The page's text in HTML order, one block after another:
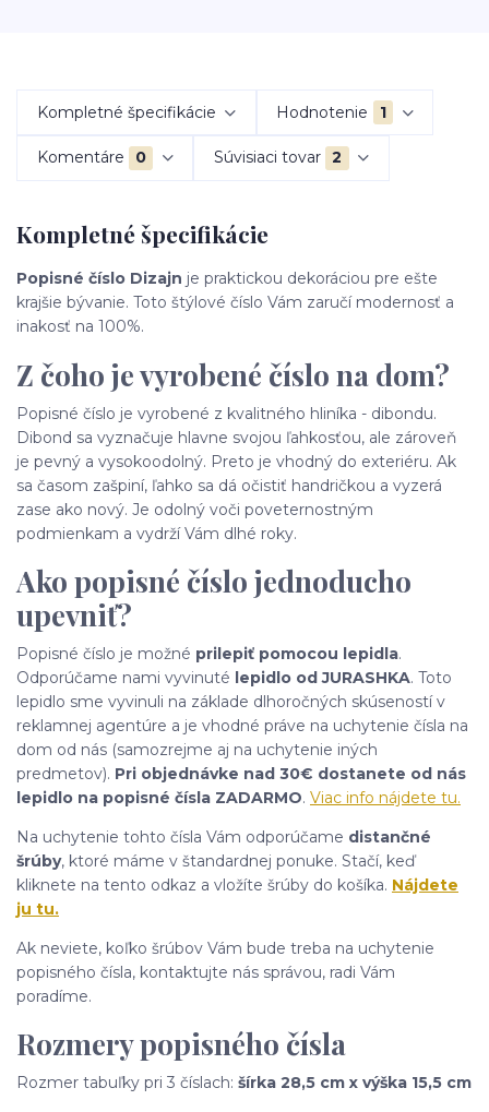
Kompletné špecifikácie Hodnotenie 1
Komentáre 0 Súvisiaci tovar 2
Kompletné špecifikácie
Popisné číslo Dizajn je praktickou dekoráciou pre ešte
krajšie bývanie. Toto štýlové číslo Vám zaručí modernosť a
inakosť na 100%.
Z čoho je vyrobené číslo na dom?
Popisné číslo je vyrobené z kvalitného hliníka - dibondu.
Dibond sa vyznačuje hlavne svojou ľahkosťou, ale zároveň
je pevný a vysokoodolný. Preto je vhodný do exteriéru. Ak
sa časom zašpiní, ľahko sa dá očistiť handričkou a vyzerá
zase ako nový. Je odolný voči poveternostným
podmienkam a vydrží Vám dlhé roky.
Ako popisné číslo jednoducho
upevniť?
Popisné číslo je možné prilepiť pomocou lepidla.
Odporúčame nami vyvinuté lepidlo od JURASHKA. Toto
lepidlo sme vyvinuli na základe dlhoročných skúseností v
reklamnej agentúre a je vhodné práve na uchytenie čísla na
dom od nás (samozrejme aj na uchytenie iných
predmetov). Pri objednávke nad 30€ dostanete od nás
lepidlo na popisné čísla ZADARMO. Viac info nájdete tu.
Na uchytenie tohto čísla Vám odporúčame distančné
šrúby, ktoré máme v štandardnej ponuke. Stačí, keď
kliknete na tento odkaz a vložíte šrúby do košíka. Nájdete
ju tu.
Ak neviete, koľko šrúbov Vám bude treba na uchytenie
popisného čísla, kontaktujte nás správou, radi Vám
poradíme.
Rozmery popisného čísla
Rozmer tabuľky pri 3 číslach: šírka 28,5 cm x výška 15,5 cm